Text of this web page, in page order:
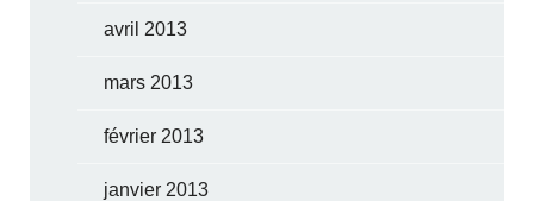
avril 2013
mars 2013
février 2013
janvier 2013